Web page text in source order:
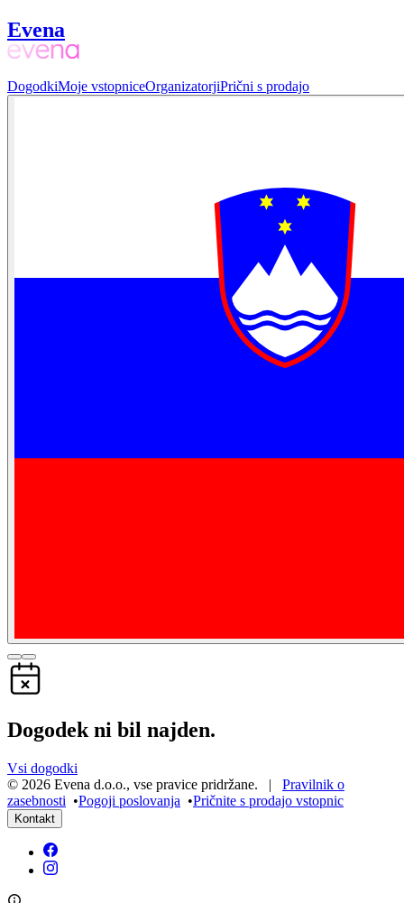
Evena
DogodkiMoje vstopniceOrganizatorjiPrični s prodajo
Dogodek ni bil najden.
Vsi dogodki
© 2026 Evena d.o.o., vse pravice pridržane. | Pravilnik o
zasebnosti •Pogoji poslovanja •Pričnite s prodajo vstopnic
Kontakt